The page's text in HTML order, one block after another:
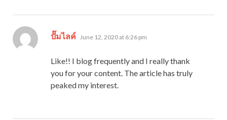
ปั๊มไลค์ says:
June 12, 2020 at 6:26 pm
Like!! I blog frequently and I really thank
you for your content. The article has truly
peaked my interest.